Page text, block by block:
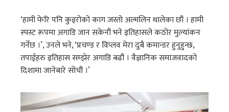
‘हामी फेरि पनि कुइरोको काग जस्तो अल्मलिन थालेका छौं । हामी
स्पस्ट रूपमा अगाडि जान सकेनौं भने इतिहासले कठोर मुल्यांकन
गर्नेछ ।’, उनले भने, ‘प्रचण्ड र विप्लव मेरा दुबै कमान्डर हुनुहुन्छ,
तपाईहरु इतिहास सम्झेर अगाडि बढौं । वैज्ञानिक समाजवादको
दिशामा जानेबारे सोचौं ।’